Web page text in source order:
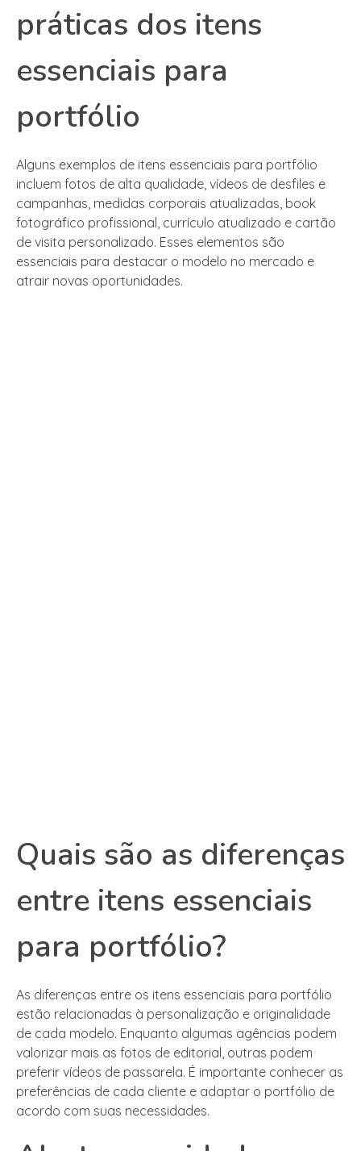
práticas dos itens
essenciais para
portfólio
Alguns exemplos de itens essenciais para portfólio
incluem fotos de alta qualidade, vídeos de desfiles e
campanhas, medidas corporais atualizadas, book
fotográfico profissional, currículo atualizado e cartão
de visita personalizado. Esses elementos são
essenciais para destacar o modelo no mercado e
atrair novas oportunidades.
Quais são as diferenças
entre itens essenciais
para portfólio?
As diferenças entre os itens essenciais para portfólio
estão relacionadas à personalização e originalidade
de cada modelo. Enquanto algumas agências podem
valorizar mais as fotos de editorial, outras podem
preferir vídeos de passarela. É importante conhecer as
preferências de cada cliente e adaptar o portfólio de
acordo com suas necessidades.